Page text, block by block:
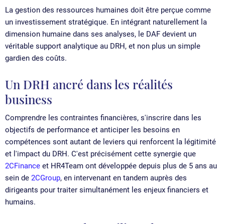
La gestion des ressources humaines doit être perçue comme
un investissement stratégique. En intégrant naturellement la
dimension humaine dans ses analyses, le DAF devient un
véritable support analytique au DRH, et non plus un simple
gardien des coûts.
Un DRH ancré dans les réalités
business
Comprendre les contraintes financières, s'inscrire dans les
objectifs de performance et anticiper les besoins en
compétences sont autant de leviers qui renforcent la légitimité
et l'impact du DRH. C'est précisément cette synergie que
2CFinance et HR4Team ont développée depuis plus de 5 ans au
sein de 2CGroup, en intervenant en tandem auprès des
dirigeants pour traiter simultanément les enjeux financiers et
humains.